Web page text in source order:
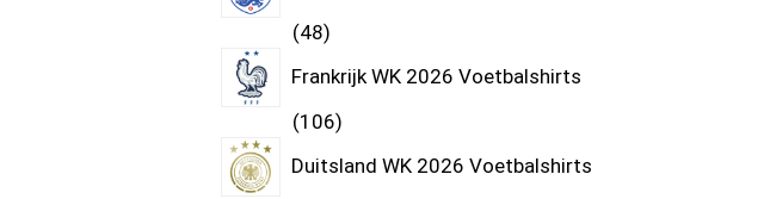
48
Frankrijk WK 2026 Voetbalshirts
106
Duitsland WK 2026 Voetbalshirts